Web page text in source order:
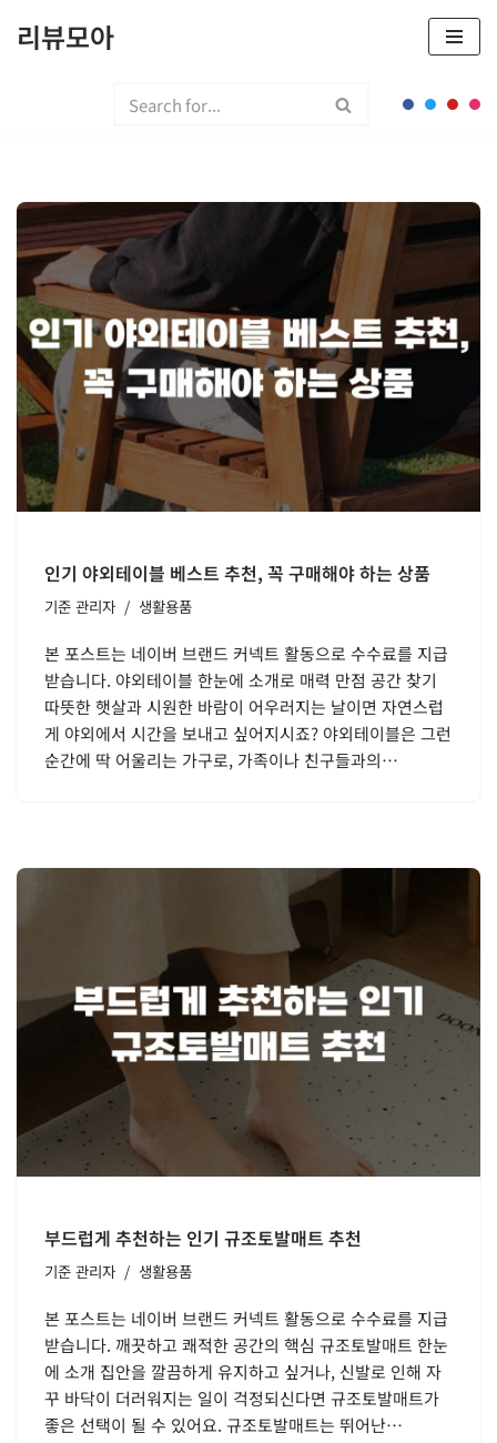
기
리뷰모아
인기 야외테이블 베스트 추천, 꼭 구매해야 하는 상품
기준 관리자 생활용품
본 포스트는 네이버 브랜드 커넥트 활동으로 수수료를 지급
받습니다. 야외테이블 한눈에 소개로 매력 만점 공간 찾기
따뜻한 햇살과 시원한 바람이 어우러지는 날이면 자연스럽
게 야외에서 시간을 보내고 싶어지시죠? 야외테이블은 그런
순간에 딱 어울리는 가구로, 가족이나 친구들과의…
부드럽게 추천하는 인기 규조토발매트 추천
기준 관리자 생활용품
본 포스트는 네이버 브랜드 커넥트 활동으로 수수료를 지급
받습니다. 깨끗하고 쾌적한 공간의 핵심 규조토발매트 한눈
에 소개 집안을 깔끔하게 유지하고 싶거나, 신발로 인해 자
꾸 바닥이 더러워지는 일이 걱정되신다면 규조토발매트가
좋은 선택이 될 수 있어요. 규조토발매트는 뛰어난…